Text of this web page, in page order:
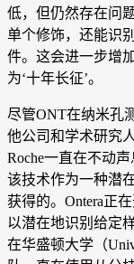
低，但仍然存在问
单个修饰，还能识
件。这会进一步增
为‘十年长征’。
尽管ONT在纳米孔
他公司和学术研究
Roche一直在不动
该技术作为一种潜
获得的。Ontera正
以潜在地识别给定
在华盛顿大学（